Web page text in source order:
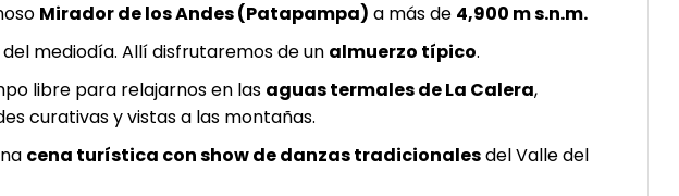
Mirador de los Andes (Patapampa) a más de 4,900 m s.n.m.
mediodía. Allí disfrutaremos de un almuerzo típico.
libre para relajarnos en las aguas termales de La Calera,
curativas y vistas a las montañas.
cena turística con show de danzas tradicionalesdel Valle del